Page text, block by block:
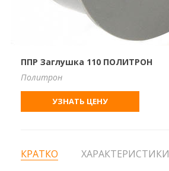
ППР Заглушка 110 ПОЛИТРОН
Политрон
УЗНАТЬ ЦЕНУ
КРАТКО ХАРАКТЕРИСТИКИ